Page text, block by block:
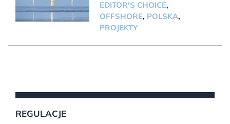
EDITOR'S CHOICE,
OFFSHORE, POLSKA,
PROJEKTY
REGULACJE